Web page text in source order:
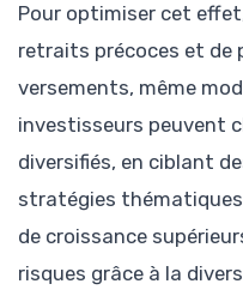
Pour optimiser cet
retraits précoces et de
versements, même
investisseurs peuvent
diversifiés, en ciblant
stratégies
de croissance
risques grâce à la